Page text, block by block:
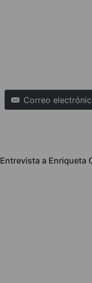
Correo
Entrevista a Enriqueta